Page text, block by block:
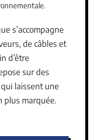
s’accompagne
de câbles et
d’être
sur des
laissent une
plus marquée.